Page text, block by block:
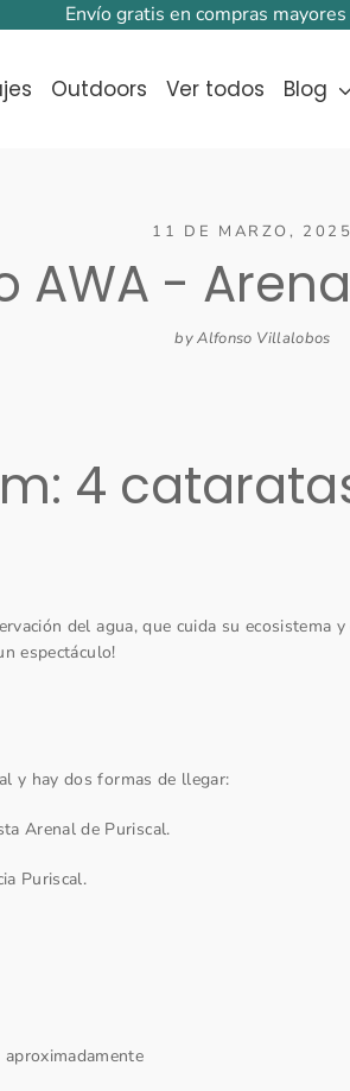
Envío gratis en compras
Outdoors Ver todos Blog
11 DE MARZO, 2025
AWA -
by Alfonso Villalobos
4
del agua, que cuida su ecosistema
espectáculo!
y hay dos formas de llegar:
Arenal de Puriscal.
Puriscal.
aproximadamente